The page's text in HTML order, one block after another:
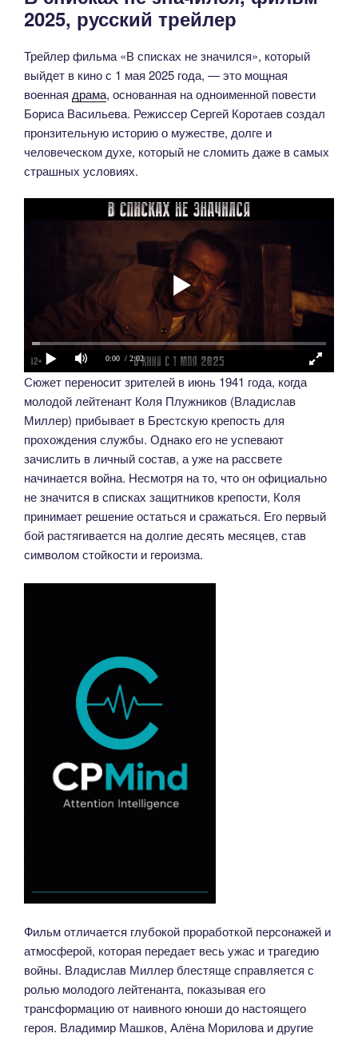
2025, русский трейлер
Трейлер фильма «В списках не значился», который
выйдет в кино с 1 мая 2025 года, — это мощная
военная драма, основанная на одноименной повести
Бориса Васильева. Режиссер Сергей Коротаев создал
пронзительную историю о мужестве, долге и
человеческом духе, который не сломить даже в самых
страшных условиях.
0:00 / 2:02
Сюжет переносит зрителей в июнь 1941 года, когда
молодой лейтенант Коля Плужников (Владислав
Миллер) прибывает в Брестскую крепость для
прохождения службы. Однако его не успевают
зачислить в личный состав, а уже на рассвете
начинается война. Несмотря на то, что он официально
не значится в списках защитников крепости, Коля
принимает решение остаться и сражаться. Его первый
бой растягивается на долгие десять месяцев, став
символом стойкости и героизма.
Фильм отличается глубокой проработкой персонажей и
атмосферой, которая передает весь ужас и трагедию
войны. Владислав Миллер блестяще справляется с
ролью молодого лейтенанта, показывая его
трансформацию от наивного юноши до настоящего
героя. Владимир Машков, Алёна Морилова и другие